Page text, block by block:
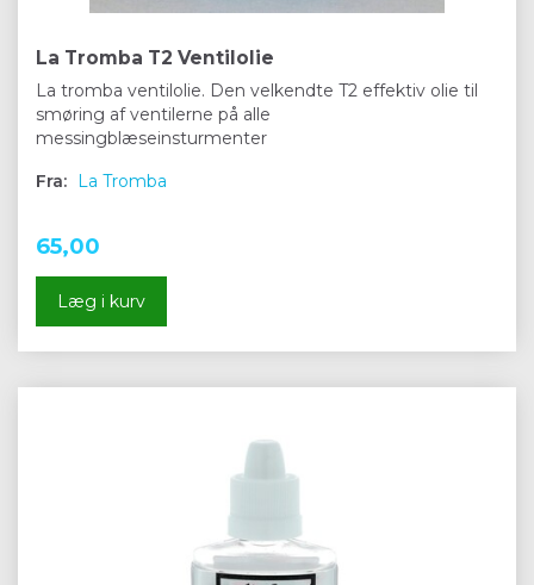
La Tromba T2 Ventilolie
La tromba ventilolie. Den velkendte T2 effektiv olie til
smøring af ventilerne på alle
messingblæseinsturmenter
Fra: La Tromba
65,00
Læg i kurv